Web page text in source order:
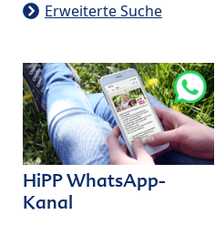
Erweiterte Suche
HiPP WhatsApp-
Kanal